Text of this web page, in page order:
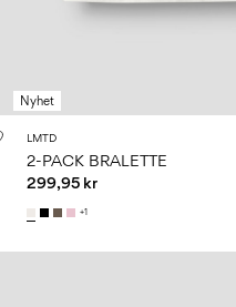
Nyhet
LMTD
2-PACK BRALETTE
299,95 kr
+1